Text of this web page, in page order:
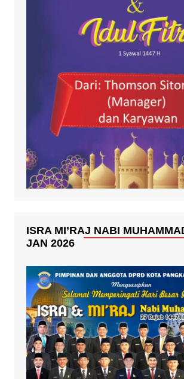
ISRA MI’RAJ NABI
JAN 2026